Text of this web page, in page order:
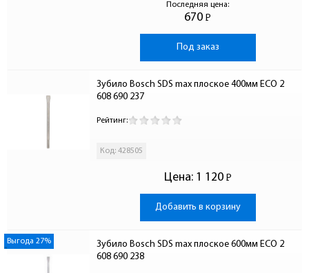
Последняя цена:
670 Р
-
Под заказ
Зубило Bosch SDS max плоское 400мм ECO 2
608 690 237
Рейтинг:
Код: 428505
Цена: 1 120 Р
-
Добавить в корзину
Выгода 27%
Зубило Bosch SDS max плоское 600мм ECO 2
608 690 238